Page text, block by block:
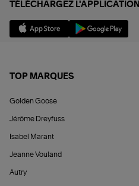
TÉLÉCHARGEZ L'APPLICATION
TOP MARQUES
Golden Goose
Jérôme Dreyfuss
Isabel Marant
Jeanne Vouland
Autry